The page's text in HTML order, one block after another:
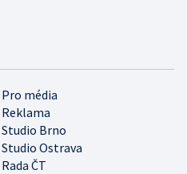
Pro média
Reklama
Studio Brno
Studio Ostrava
Rada ČT